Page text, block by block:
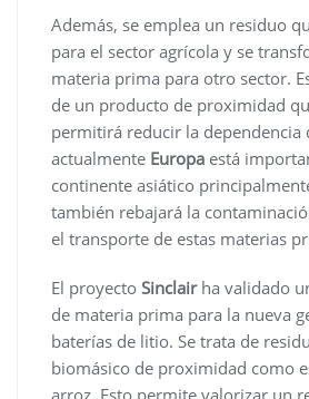
Además, se emplea un residuo
para el sector agrícola y se
materia prima para otro sector.
de un producto de proximidad
permitirá reducir la dependencia
actualmente Europa está
continente asiático
también rebajará la
el transporte de estas materias
El proyecto Sinclairha validado
de materia prima para la nueva
baterías de litio. Se trata de
biomásico de proximidad como
arroz. Esto permite valorizar un